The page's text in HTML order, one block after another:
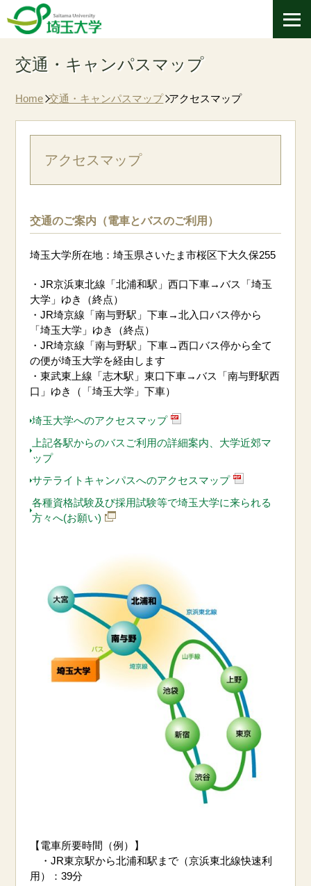
交通・キャンパスマップ
Home 交通・キャンパスマップ アクセスマップ
アクセスマップ
交通のご案内（電車とバスのご利用）
埼玉大学所在地：埼玉県さいたま市桜区下大久保255
・JR京浜東北線「北浦和駅」西口下車→バス「埼玉
大学」ゆき（終点）
・JR埼京線「南与野駅」下車→北入口バス停から
「埼玉大学」ゆき（終点）
・JR埼京線「南与野駅」下車→西口バス停から全て
の便が埼玉大学を経由します
・東武東上線「志木駅」東口下車→バス「南与野駅西
口」ゆき（「埼玉大学」下車）
埼玉大学へのアクセスマップ
上記各駅からのバスご利用の詳細案内、大学近郊マ
ップ
サテライトキャンパスへのアクセスマップ
各種資格試験及び採用試験等で埼玉大学に来られる
方々へ(お願い)
【電車所要時間（例）】
・JR東京駅から北浦和駅まで（京浜東北線快速利
用）：39分